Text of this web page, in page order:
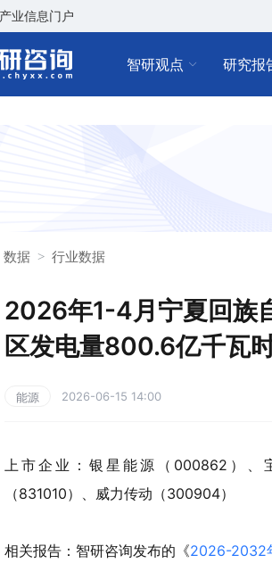
业信息门户
智研观点 研究报
数据 行业数据
2026年1-4月宁夏回族
区发电量800.6亿千瓦
能源 2026-06-15 14:00
上市企业：银星能源（000862）、
（831010）、威力传动（300904）
相关报告：智研咨询发布的《2026-2032